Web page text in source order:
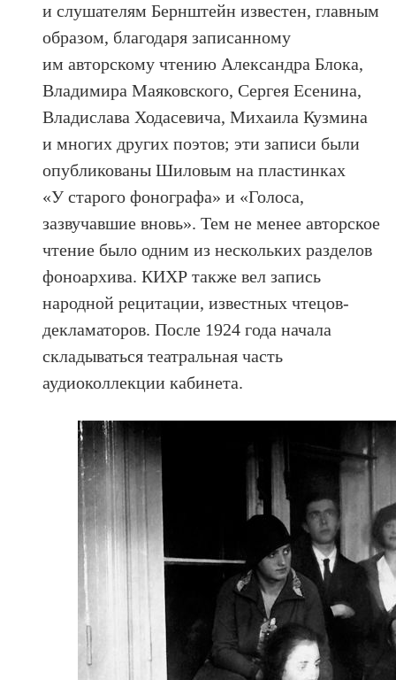
и слушателям Бернштейн известен, главным
образом, благодаря записанному
им авторскому чтению Александра Блока,
Владимира Маяковского, Сергея Есенина,
Владислава Ходасевича, Михаила Кузмина
и многих других поэтов; эти записи были
опубликованы Шиловым на пластинках
«У старого фонографа» и «Голоса,
зазвучавшие вновь». Тем не менее авторское
чтение было одним из нескольких разделов
фоноархива. КИХР также вел запись
народной рецитации, известных чтецов-
декламаторов. После 1924 года начала
складываться театральная часть
аудиоколлекции кабинета.